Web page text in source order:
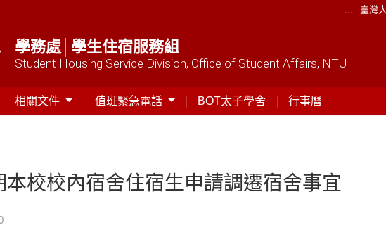
::: 臺灣
學務處│學生住宿服務組
Student Housing Service Division, Office of Student Affairs, NTU
相關文件 值班緊急電話 BOT太子學舍 行事曆
校校內宿舍住宿生申請調遷宿舍事宜